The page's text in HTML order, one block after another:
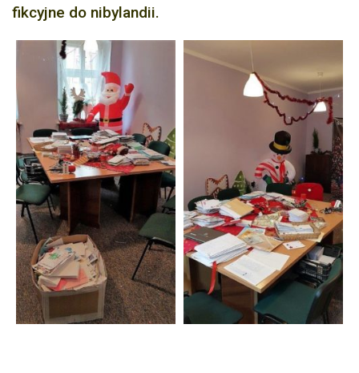
fikcyjne do nibylandii.